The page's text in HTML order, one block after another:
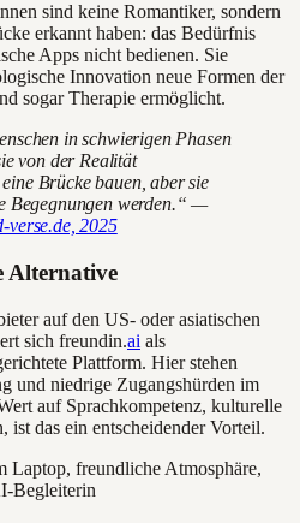
sind keine Romantiker, sondern
erkannt haben: das Bedürfnis
Apps nicht bedienen. Sie
Innovation neue Formen der
sogar Therapie ermöglicht.
in schwierigen Phasen
von der Realität
Brücke bauen, aber sie
Begegnungen werden.“ —
verse.de, 2025
Alternative
auf den US- oder asiatischen
sich freundin.ai als
Plattform. Hier stehen
und niedrige Zugangshürden im
auf Sprachkompetenz, kulturelle
ist das ein entscheidender Vorteil.